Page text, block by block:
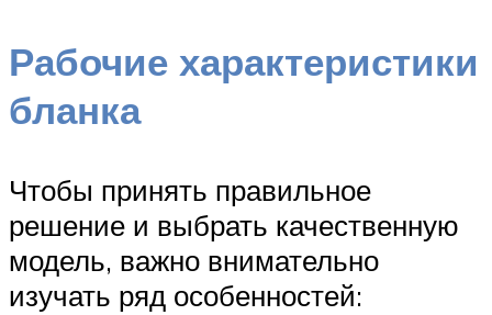
Рабочие характеристики
бланка
Чтобы принять правильное
решение и выбрать качественную
модель, важно внимательно
изучать ряд особенностей: